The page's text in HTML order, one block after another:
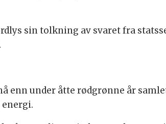
sin tolkning av svaret fra
enn under åtte rødgrønne år